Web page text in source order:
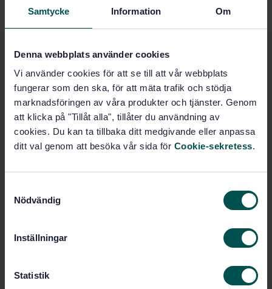
Samtycke Information Om
Denna webbplats använder cookies
Vi använder cookies för att se till att vår webbplats
fungerar som den ska, för att mäta trafik och stödja
marknadsföringen av våra produkter och tjänster. Genom
att klicka på "Tillåt alla", tillåter du användning av
cookies. Du kan ta tillbaka ditt medgivande eller anpassa
ditt val genom att besöka vår sida för Cookie-sekretess.
Nödvändig
Inställningar
Statistik
steriliseringsprocesser med låga tempereraturer
Prenumerera på standarden - Läs mer
Pris:1 250 SEK
PDF
Lägg i varukorgen
Språk:
sterilisering, SIS/TK 349